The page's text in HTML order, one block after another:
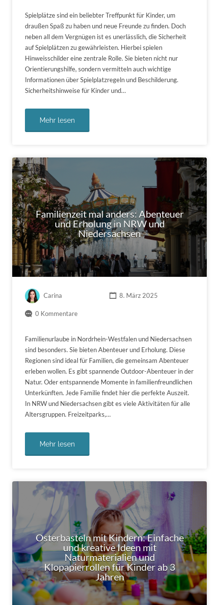
Spielplätze sind ein beliebter Treffpunkt für Kinder, um
draußen Spaß zu haben und neue Freunde zu finden. Doch
neben all dem Vergnügen ist es unerlässlich, die Sicherheit
auf Spielplätzen zu gewährleisten. Hierbei spielen
Hinweisschilder eine zentrale Rolle. Sie bieten nicht nur
Orientierungshilfe, sondern vermitteln auch wichtige
Informationen über Spielplatzregeln und Beschilderung.
Sicherheitshinweise für Kinder und…
Mehr lesen
Familienzeit mal anders: Abenteuer
und Erholung in NRW und
Niedersachsen
Carina 8. März 2025
0 Kommentare
Familienurlaube in Nordrhein-Westfalen und Niedersachsen
sind besonders. Sie bieten Abenteuer und Erholung. Diese
Regionen sind ideal für Familien, die gemeinsam Abenteuer
erleben wollen. Es gibt spannende Outdoor-Abenteuer in der
Natur. Oder entspannende Momente in familienfreundlichen
Unterkünften. Jede Familie findet hier die perfekte Auszeit.
In NRW und Niedersachsen gibt es viele Aktivitäten für alle
Altersgruppen. Freizeitparks,…
Mehr lesen
Osterbasteln mit Kindern: Einfache
und kreative Ideen mit
Naturmaterialien und
Klopapierrollen für Kinder ab 3
Jahren